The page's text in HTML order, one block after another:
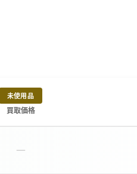
未使用品
買取価格
－